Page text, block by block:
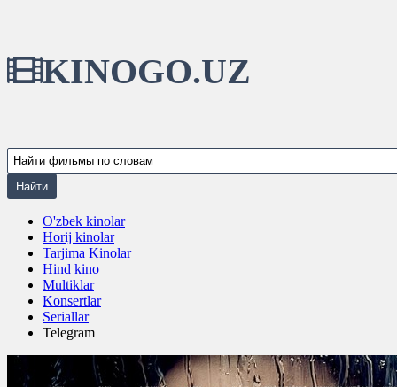
KINOGO.UZ
O'zbek kinolar
Horij kinolar
Tarjima Kinolar
Hind kino
Multiklar
Konsertlar
Seriallar
Telegram